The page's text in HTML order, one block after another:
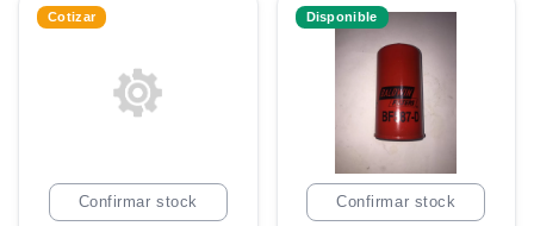
Confirmar stock
Cotizar
Confirmar stock
Disponible